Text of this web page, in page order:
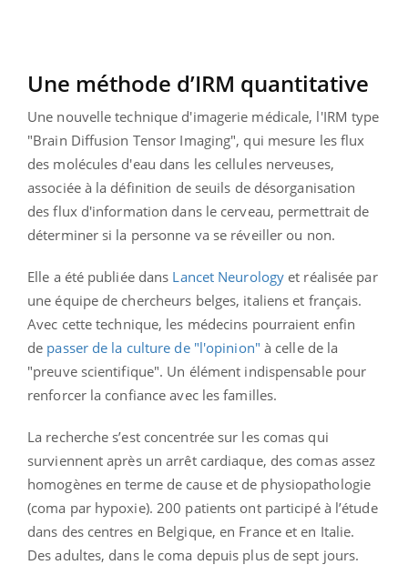
Une méthode d’IRM quantitative
Une nouvelle technique d'imagerie médicale, l'IRM type
"Brain Diffusion Tensor Imaging", qui mesure les flux
des molécules d'eau dans les cellules nerveuses,
associée à la définition de seuils de désorganisation
des flux d'information dans le cerveau, permettrait de
déterminer si la personne va se réveiller ou non.
Elle a été publiée dans Lancet Neurology et réalisée par
une équipe de chercheurs belges, italiens et français.
Avec cettetechnique, les médecins pourraient enfin
de passer de la culture de "l'opinion" à celle de la
"preuve scientifique". Un élément indispensable pour
renforcer la confiance avec les familles.
La recherche s’est concentrée sur les comas qui
surviennent après un arrêt cardiaque, des comas assez
homogènes en terme de cause et de physiopathologie
(coma par hypoxie). 200 patients ont participé à l’étude
dans des centres en Belgique, en France et en Italie.
Des adultes, dans le coma depuis plus de sept jours.